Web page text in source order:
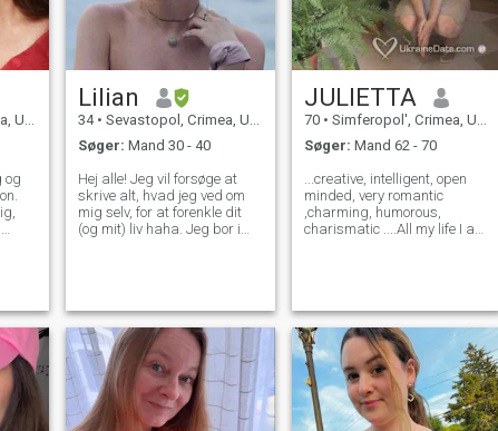
og
en
Lilian
34 • Sevastopol, Crimea, Ukraine
Søger: Mand 30 - 40
Hej alle! Jeg vil forsøge at
skrive alt, hvad jeg ved om
mig selv, for at forenkle dit
(og mit) liv haha. Jeg bor i
nogle få år. Pandemien har
ændret mine planer
dramatisk, og jeg var vendt
tilbage til Krim. Jeg er
konditor, jeg bager kager
derhjemme og ejer også en
lille butik (ikke bageri eller
JULIETTA
70 • Simferopol', Crimea, Ukraine
Søger: Mand 62 - 70
...creative, intelligent, open
minded, very romantic
,charming, humorous,
charismatic ....All my life I am
discover and enjoy beautiful
a